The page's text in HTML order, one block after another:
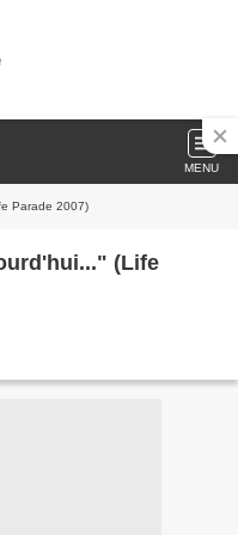
MENU
Parade 2007)
(Life